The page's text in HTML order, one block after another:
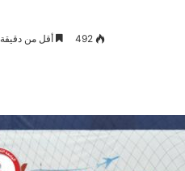
492 أقل من دقيقة